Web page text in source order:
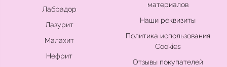
Лабрадор
Лазурит
Малахит
Нефрит
материалов
Наши реквизиты
Политика использования
Cookies
Отзывы покупателей